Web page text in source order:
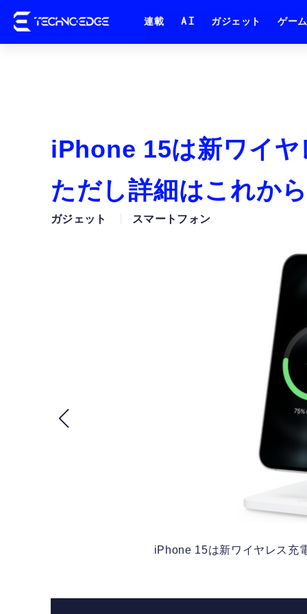
連載 AI ガジェット ゲーム
iPhone 15は新ワイ
ただし詳細はこれか
ガジェット スマートフォン
iPhone 15は新ワイヤレス充